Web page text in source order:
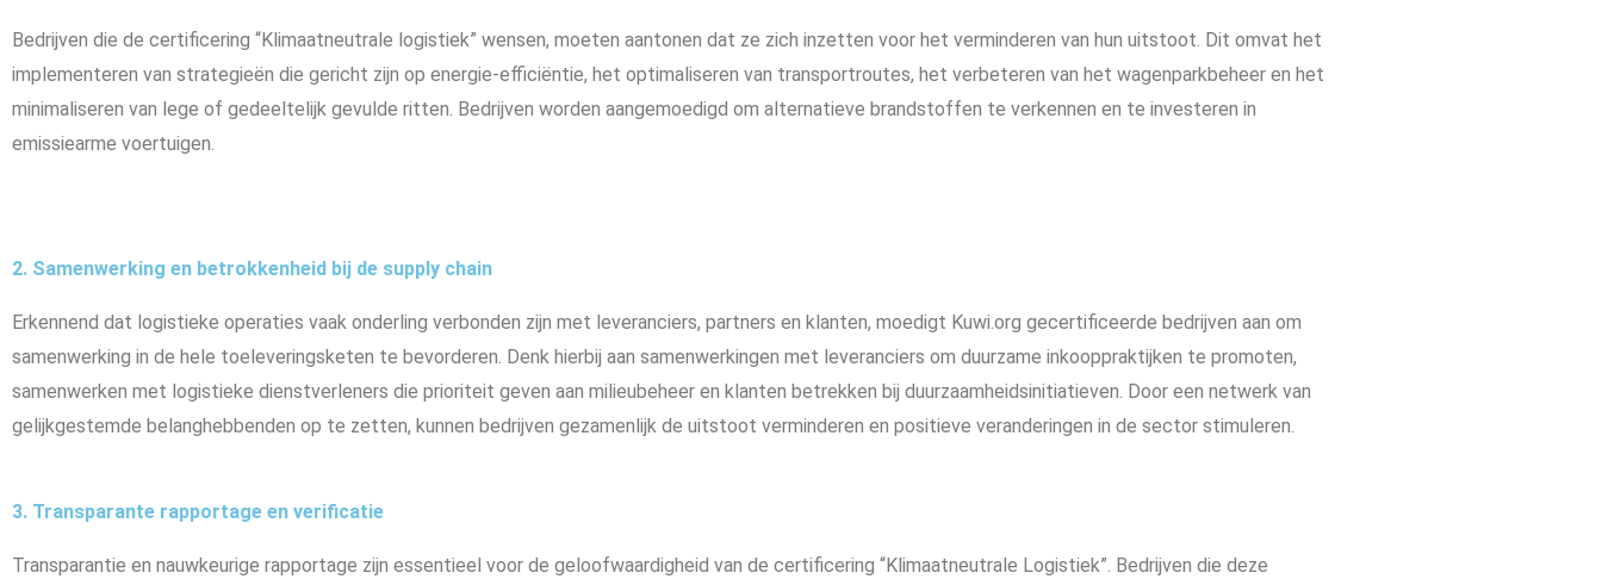
Bedrijven die de certificering “Klimaatneutrale logistiek” wensen, moeten aantonen dat ze zich inzetten voor het verminderen van hun uitstoot. Dit omvat het
implementeren van strategieën die gericht zijn op energie-efficiëntie, het optimaliseren van transportroutes, het verbeteren van het wagenparkbeheer en het
minimaliseren van lege of gedeeltelijk gevulde ritten. Bedrijven worden aangemoedigd om alternatieve brandstoffen te verkennen en te investeren in
emissiearme voertuigen.
2. Samenwerking en betrokkenheid bij de supply chain
Erkennend dat logistieke operaties vaak onderling verbonden zijn met leveranciers, partners en klanten, moedigt Kuwi.org gecertificeerde bedrijven aan om
samenwerking in de hele toeleveringsketen te bevorderen. Denk hierbij aan samenwerkingen met leveranciers om duurzame inkooppraktijken te promoten,
samenwerken met logistieke dienstverleners die prioriteit geven aan milieubeheer en klanten betrekken bij duurzaamheidsinitiatieven. Door een netwerk van
gelijkgestemde belanghebbenden op te zetten, kunnen bedrijven gezamenlijk de uitstoot verminderen en positieve veranderingen in de sector stimuleren.
3. Transparante rapportage en verificatie
Transparantie en nauwkeurige rapportage zijn essentieel voor de geloofwaardigheid van de certificering “Klimaatneutrale Logistiek”. Bedrijven die deze